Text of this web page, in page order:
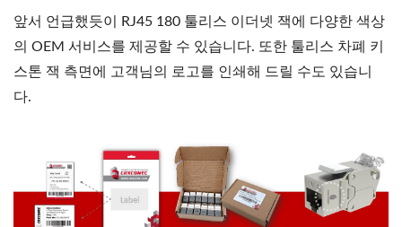
앞서 언급했듯이 RJ45 180 툴리스 이더넷 잭에 다양한 색상
의 OEM 서비스를 제공할 수 있습니다. 또한 툴리스 차폐 키
스톤 잭 측면에 고객님의 로고를 인쇄해 드릴 수도 있습니
다.